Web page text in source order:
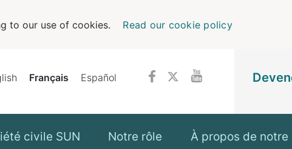
Français Español
civile SUN Notre rôle À propos de notre
to our use of cookies. Read our cookie policy